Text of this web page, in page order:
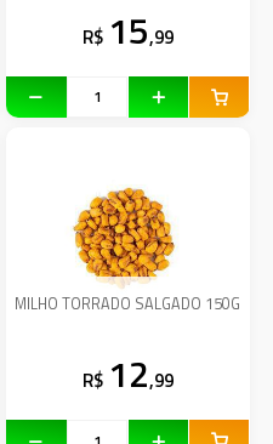
R$ 15,99
MILHO TORRADO SALGADO 150G
R$ 12,99